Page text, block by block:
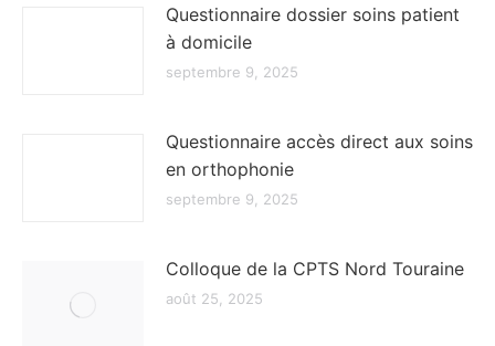
Questionnaire dossier soins patient
à domicile
septembre 9, 2025
Questionnaire accès direct aux soins
en orthophonie
septembre 9, 2025
Colloque de la CPTS Nord Touraine
août 25, 2025